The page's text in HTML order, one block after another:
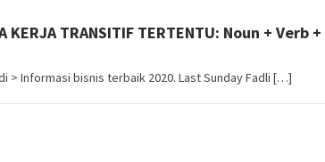
KERJA TRANSITIF TERTENTU: Noun + Verb +
> Informasi bisnis terbaik 2020. Last Sunday Fadli […]